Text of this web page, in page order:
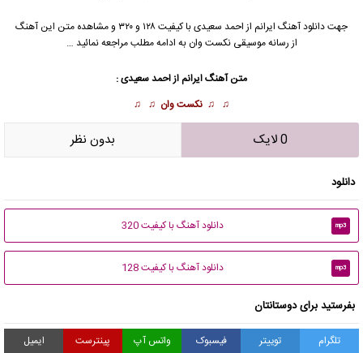
جهت دانلود آهنگ ایرانم از احمد سعیدی
با کیفیت ۱۲۸ و ۳۲۰ و مشاهده متن این آهنگ
از رسانه موسیقی نکست وان به ادامه مطلب مراجعه نمائید …
متن آهنگ ایرانم ازاحمد سعیدی:
♫ ♫ نکست وان ♫ ♫
0 لایک بدون نظر
دانلود
mp3 دانلود آهنگ با کیفیت 320
mp3 دانلود آهنگ با کیفیت 128
بفرستید برای دوستانتان
تلگرام توییتر فیسبوک واتس آپ پینترست ایمیل